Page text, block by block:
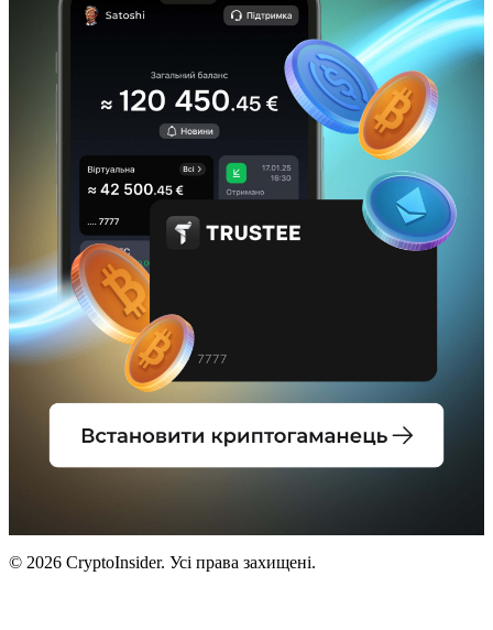
© 2026 CryptoInsider. Усі права захищені.